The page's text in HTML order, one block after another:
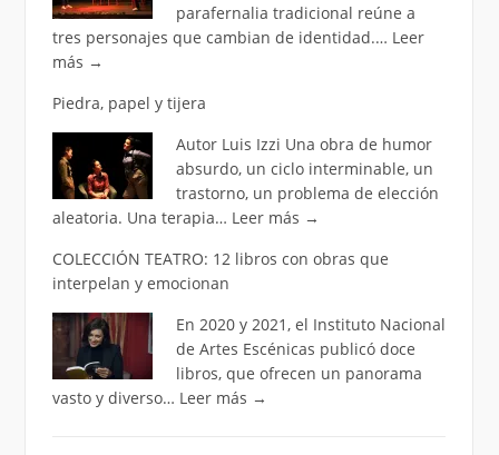
parafernalia tradicional reúne a
tres personajes que cambian de identidad.… Leer
más →
Piedra, papel y tijera
Autor Luis Izzi Una obra de humor
absurdo, un ciclo interminable, un
trastorno, un problema de elección
aleatoria. Una terapia… Leer más →
COLECCIÓN TEATRO: 12 libros con obras que
interpelan y emocionan
En 2020 y 2021, el Instituto Nacional
de Artes Escénicas publicó doce
libros, que ofrecen un panorama
vasto y diverso… Leer más →